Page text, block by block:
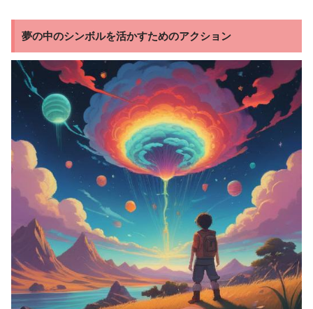
夢の中のシンボルを活かすためのアクション